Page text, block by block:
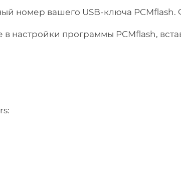
номер вашего USB-ключа PCMflash.
настройки программы PCMflash,